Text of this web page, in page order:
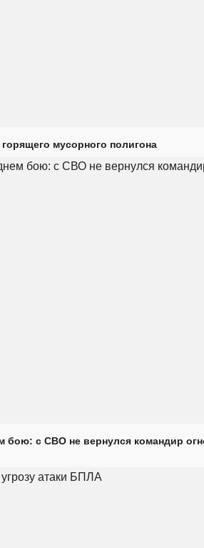
мусорного полигона
с СВО не вернулся командир